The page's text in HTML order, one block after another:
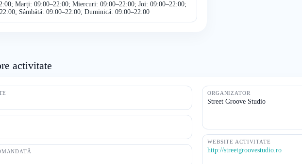
Marți: 09:00–22:00; Miercuri: 09:00–22:00; Joi: 09:00–22:00;
Sâmbătă: 09:00–22:00; Duminică: 09:00–22:00
activitate
ORGANIZATOR
Street Groove Studio
WEBSITE ACTIVITATE
http://streetgroovestudio.ro